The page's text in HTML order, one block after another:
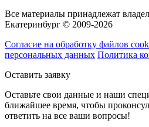
Все материалы принадлежат
Екатеринбург © 2009-2026
Согласие на обработку файлов
персональных данных Политика
Оставить заявку
Оставьте свои данные и наши
ближайшее время, чтобы
ответить на все ваши вопросы!